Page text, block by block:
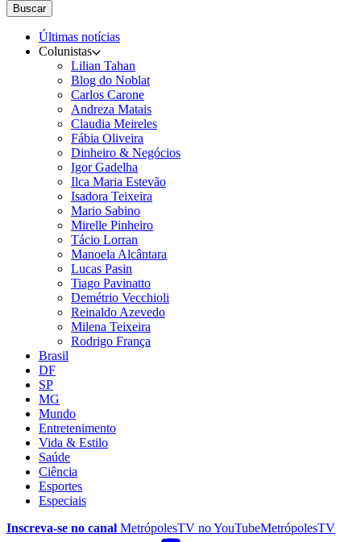
Buscar
Últimas notícias
Colunistas
Lilian Tahan
Blog do Noblat
Carlos Carone
Andreza Matais
Claudia Meireles
Fábia Oliveira
Dinheiro & Negócios
Igor Gadelha
Ilca Maria Estevão
Isadora Teixeira
Mario Sabino
Mirelle Pinheiro
Tácio Lorran
Manoela Alcântara
Lucas Pasin
Tiago Pavinatto
Demétrio Vecchioli
Reinaldo Azevedo
Milena Teixeira
Rodrigo França
Brasil
DF
SP
MG
Mundo
Entretenimento
Vida & Estilo
Saúde
Ciência
Esportes
Especiais
Inscreva-se no canal MetrópolesTV noYouTubeMetrópolesTV